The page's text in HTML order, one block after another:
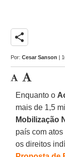
share
Por:Cesar Sanson |
Enquanto o
mais de 1,5
Mobilização
país com
os direitos